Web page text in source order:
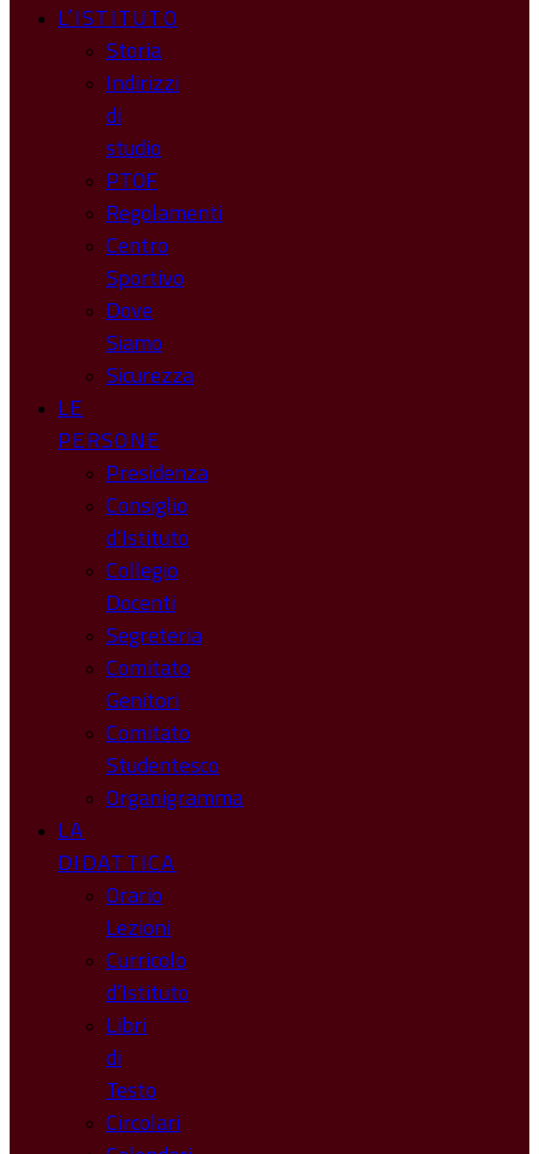
L’ISTITUTO
Storia
Indirizzi
di
studio
PTOF
Regolamenti
Centro
Sportivo
Dove
Siamo
Sicurezza
LE
PERSONE
Presidenza
Consiglio
d’Istituto
Collegio
Docenti
Segreteria
Comitato
Genitori
Comitato
Studentesco
Organigramma
LA
DIDATTICA
Orario
Lezioni
Curricolo
d’Istituto
Libri
di
Testo
Circolari